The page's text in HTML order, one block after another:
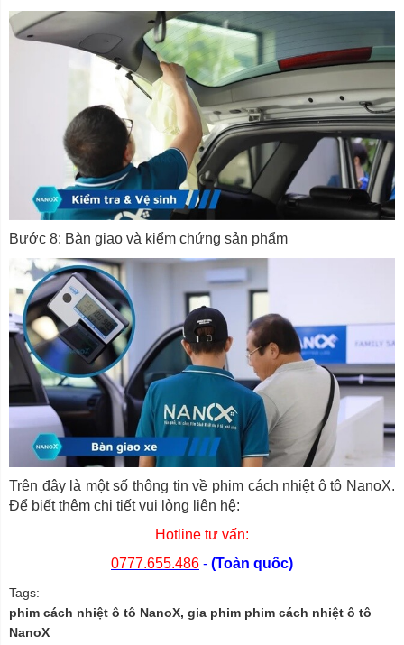
Bước 8: Bàn giao và kiểm chứng sản phẩm
Trên đây là một số thông tin về phim cách nhiệt ô tô NanoX.
Để biết thêm chi tiết vui lòng liên hệ:
Hotline tư vấn:
0777.655.486 - (Toàn quốc)
Tags:
phim cách nhiệt ô tô NanoX, gia phim phim cách nhiệt ô tô
NanoX